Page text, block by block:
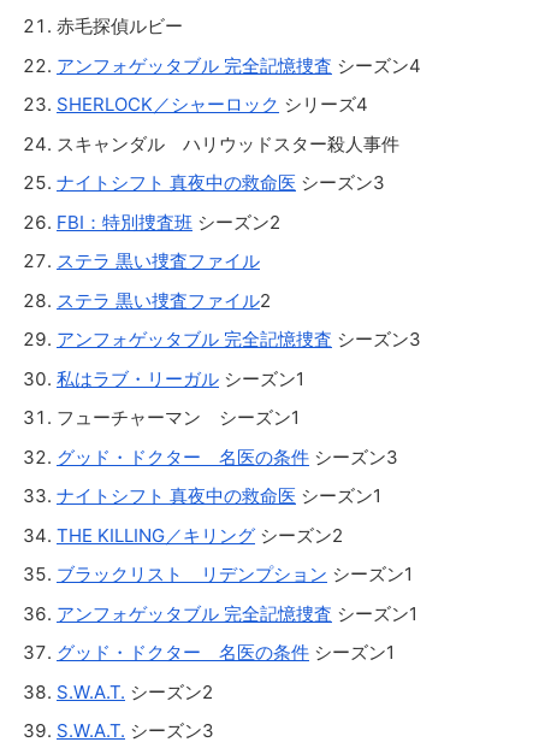
赤毛探偵ルビー
アンフォゲッタブル 完全記憶捜査 シーズン4
SHERLOCK／シャーロック シリーズ4
スキャンダル ハリウッドスター殺人事件
ナイトシフト 真夜中の救命医 シーズン3
FBI：特別捜査班 シーズン2
ステラ 黒い捜査ファイル
ステラ 黒い捜査ファイル2
アンフォゲッタブル 完全記憶捜査 シーズン3
私はラブ・リーガル シーズン1
フューチャーマン シーズン1
グッド・ドクター 名医の条件 シーズン3
ナイトシフト 真夜中の救命医 シーズン1
THE KILLING／キリング シーズン2
ブラックリスト リデンプション シーズン1
アンフォゲッタブル 完全記憶捜査 シーズン1
グッド・ドクター 名医の条件 シーズン1
S.W.A.T. シーズン2
S.W.A.T. シーズン3